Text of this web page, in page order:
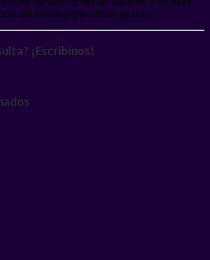
del sistema (penúltima opción)
¡Escribinos!